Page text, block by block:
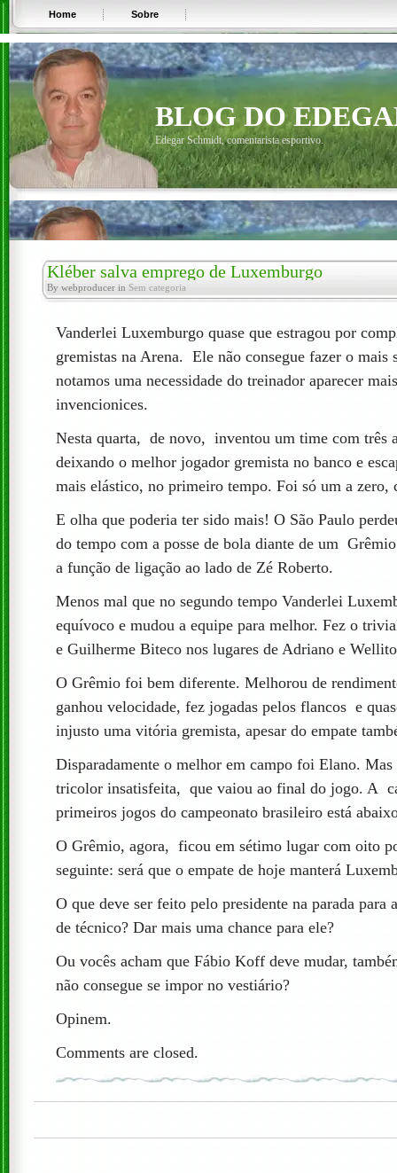
Home Sobre
BLOG DO
Edegar Schmidt, comentarista esportivo.
Kléber salva emprego de Luxemburgo
By webproducer in Sem categoria
Vanderlei Luxemburgo quase que estragou por
gremistas na Arena. Ele não consegue fazer o
notamos uma necessidade do treinador aparecer
invencionices.
Nesta quarta, de novo, inventou um time com três
deixando o melhor jogador gremista no banco e
mais elástico, no primeiro tempo. Foi só um a zero,
E olha que poderia ter sido mais! O São Paulo
do tempo com a posse de bola diante de um
a função de ligação ao lado de Zé Roberto.
Menos mal que no segundo tempo Vanderlei
equívoco e mudou a equipe para melhor. Fez o
e Guilherme Biteco nos lugares de Adriano e
O Grêmio foi bem diferente. Melhorou de
ganhou velocidade, fez jogadas pelos flancos e
injusto uma vitória gremista, apesar do empate
Disparadamente o melhor em campo foi Elano.
tricolor insatisfeita, que vaiou ao final do jogo. A
primeiros jogos do campeonato brasileiro está
O Grêmio, agora, ficou em sétimo lugar com oito
seguinte: será que o empate de hoje manterá
O que deve ser feito pelo presidente na parada para
de técnico? Dar mais uma chance para ele?
Ou vocês acham que Fábio Koff deve mudar,
não consegue se impor no vestiário?
Opinem.
Comments are closed.